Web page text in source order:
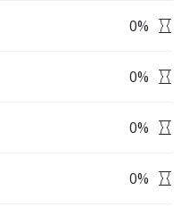
0%
0%
0%
0%